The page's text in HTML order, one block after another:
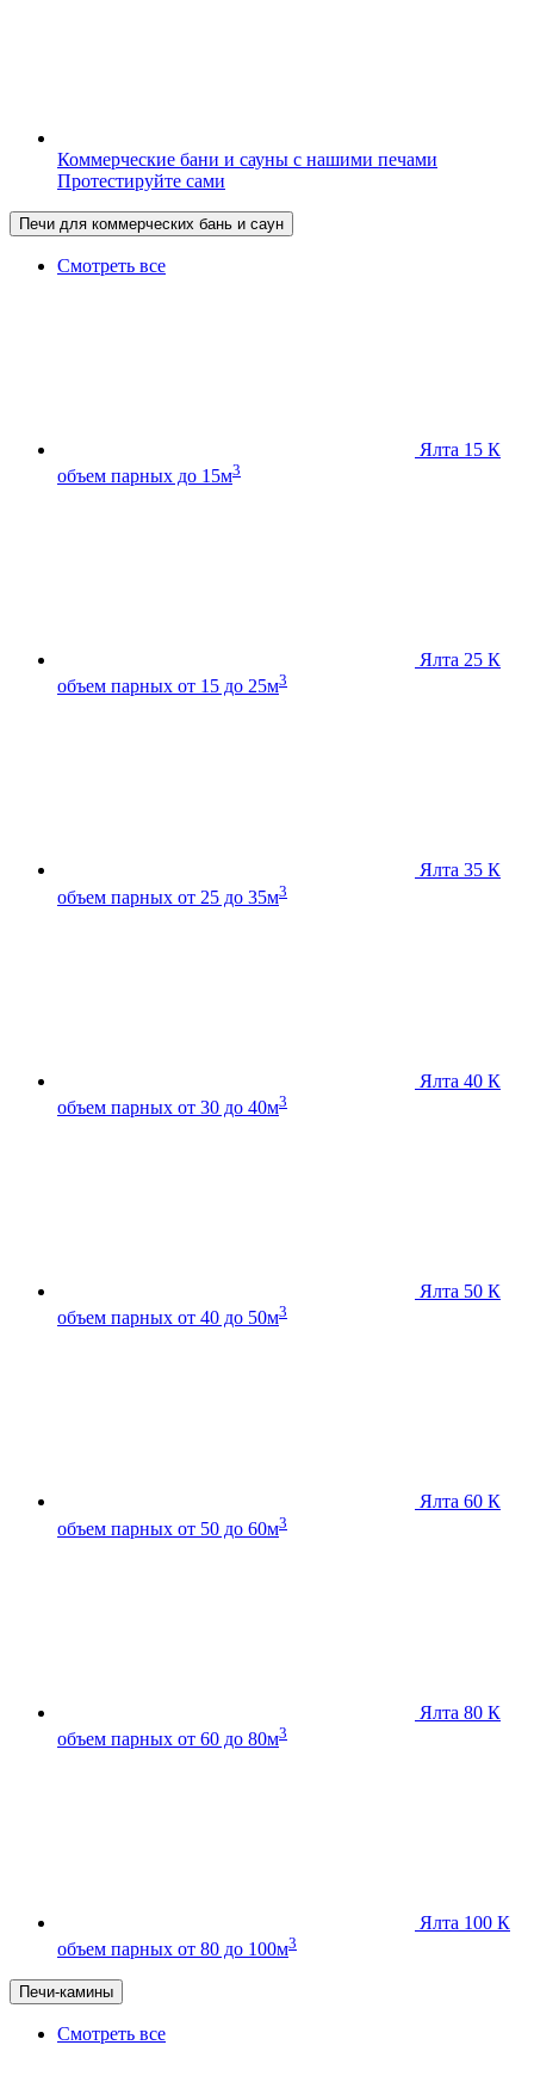
Коммерческие бани и сауны с нашими печами
Протестируйте сами
Печи для коммерческих бань и саун
Смотреть все
Ялта 15 К
объем парных до 15м3
Ялта 25 К
объем парных от 15 до 25м3
Ялта 35 К
объем парных от 25 до 35м3
Ялта 40 К
объем парных от 30 до 40м3
Ялта 50 К
объем парных от 40 до 50м3
Ялта 60 К
объем парных от 50 до 60м3
Ялта 80 К
объем парных от 60 до 80м3
Ялта 100 К
объем парных от 80 до 100м3
Печи-камины
Смотреть все